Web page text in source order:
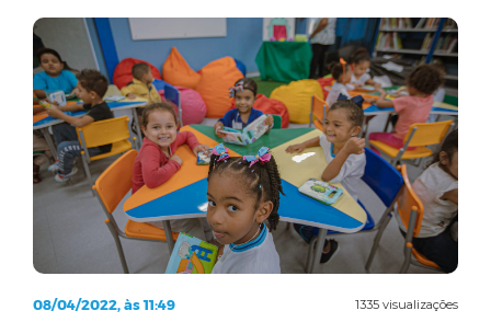
1335 visualizações
08/04/2022, às 11:49